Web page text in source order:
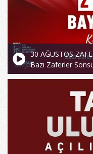
30 AĞUSTOS
Bazı Zaferler